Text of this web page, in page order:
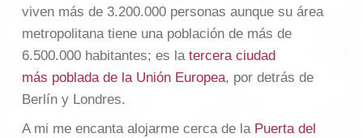
viven más de 3.200.000 personas aunque su área
metropolitana tiene una población de más de
6.500.000 habitantes; es la tercera ciudad
más poblada de la Unión Europea, por detrás de
Berlín y Londres.
A mi me encanta alojarme cerca de la Puerta del